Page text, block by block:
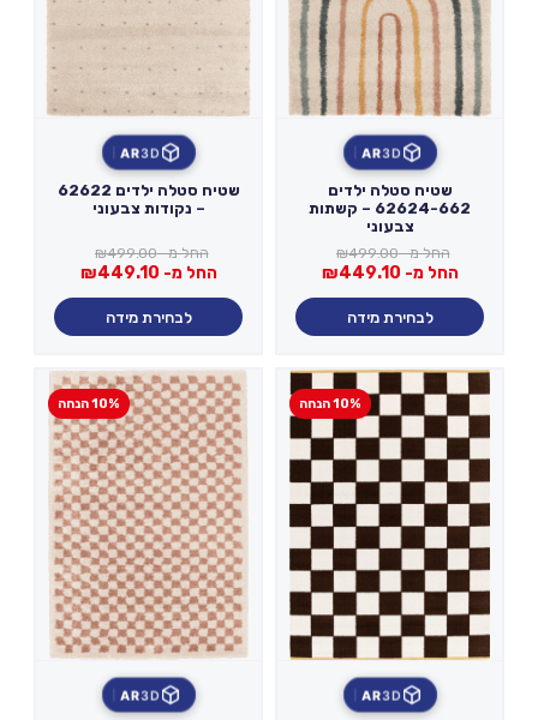
3D
AR
שטיח סטלה ילדים
62624-662 – קשתות
צבעוני
החל מ- ₪499.00
החל מ- ₪449.10
לבחירת מידה
3D
AR
שטיח סטלה ילדים 62622
– נקודות צבעוני
החל מ- ₪499.00
החל מ- ₪449.10
לבחירת מידה
10% הנחה
3D
AR
10% הנחה
3D
AR